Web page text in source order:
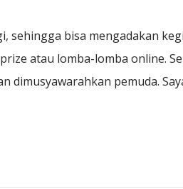
sehingga bisa mengadakan
atau lomba-lomba online.
dimusyawarahkan pemuda.